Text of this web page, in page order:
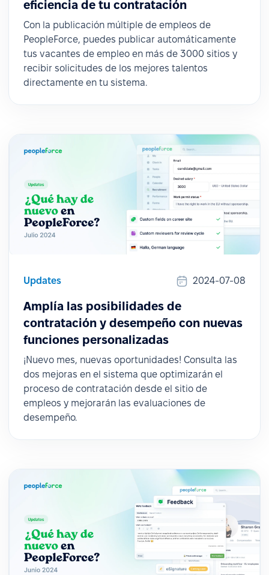
eficiencia de tu contratación
Con la publicación múltiple de empleos de
PeopleForce, puedes publicar automáticamente
tus vacantes de empleo en más de 3000 sitios y
recibir solicitudes de los mejores talentos
directamente en tu sistema.
Updates 2024-07-08
Amplía las posibilidades de
contratación y desempeño con nuevas
funciones personalizadas
¡Nuevo mes, nuevas oportunidades! Consulta las
dos mejoras en el sistema que optimizarán el
proceso de contratación desde el sitio de
empleos y mejorarán las evaluaciones de
desempeño.